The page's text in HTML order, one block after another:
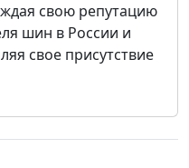
свою репутацию
шин в России и
свое присутствие